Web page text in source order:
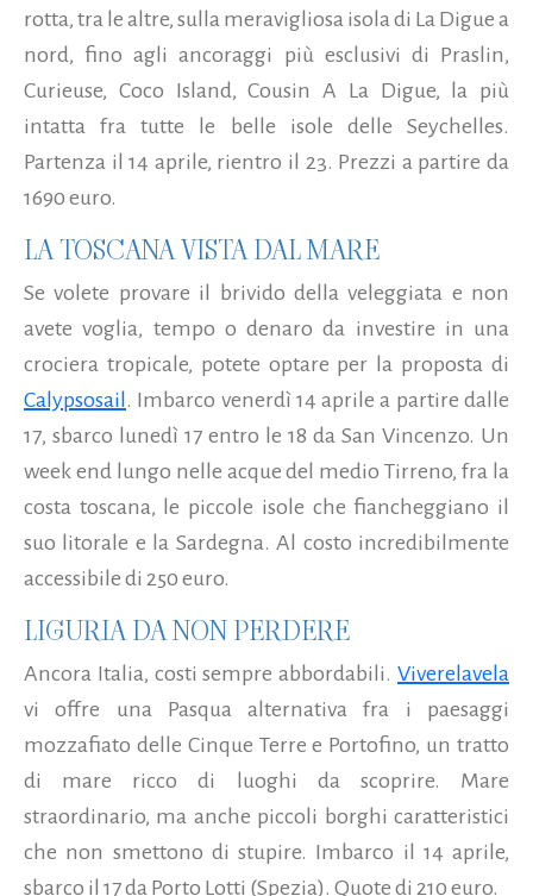
rotta, tra le altre, sulla meravigliosa isola di La Digue a
nord, fino agli ancoraggi più esclusivi di Praslin,
Curieuse, Coco Island, Cousin A La Digue, la più
intatta fra tutte le belle isole delle Seychelles.
Partenza il 14 aprile, rientro il 23. Prezzi a partire da
1690 euro.
LA TOSCANA VISTA DAL MARE
Se volete provare il brivido della veleggiata e non
avete voglia, tempo o denaro da investire in una
crociera tropicale, potete optare per la proposta di
Calypsosail . Imbarco venerdì 14 aprile a partire dalle
17, sbarco lunedì 17 entro le 18 da San Vincenzo. Un
week end lungo nelle acque del medio Tirreno, fra la
costa toscana, le piccole isole che fiancheggiano il
suo litorale e la Sardegna. Al costo incredibilmente
accessibile di 250 euro.
LIGURIA DA NON PERDERE
Ancora Italia, costi sempre abbordabili. Viverelavela
vi offre una Pasqua alternativa fra i paesaggi
mozzafiato delle Cinque Terre e Portofino, un tratto
di mare ricco di luoghi da scoprire. Mare
straordinario, ma anche piccoli borghi caratteristici
che non smettono di stupire. Imbarco il 14 aprile,
sbarco il 17 da Porto Lotti (Spezia). Quote di 210 euro.